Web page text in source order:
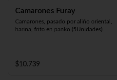
Camarones Furay
Camarones, pasado por aliño oriental,
harina, frito en panko (5Unidades).
$10.739